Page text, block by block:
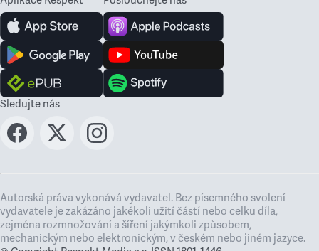
Sledujte nás
Autorská práva vykonává vydavatel. Bez písemného svolení
vydavatele je zakázáno jakékoli užití částí nebo celku díla,
zejména rozmnožování a šíření jakýmkoli způsobem,
mechanickým nebo elektronickým, v českém nebo jiném jazyce.